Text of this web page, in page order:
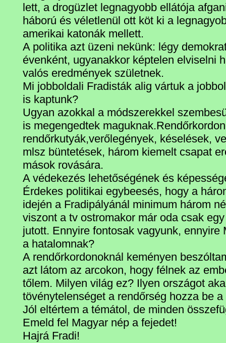
lett, a drogüzlet legnagyobb ellátója
háború és véletlenül ott köt ki a
amerikai katonák mellett.
A politika azt üzeni nekünk: légy
évenként, ugyanakkor képtelen elviselni
valós eredmények születnek.
Mi jobboldali Fradisták alig vártuk a
is kaptunk?
Ugyan azokkal a módszerekkel
is megengedtek
rendőrkutyák,verőlegények, késelések,
mlsz büntetések, három kiemelt csapat
mások rovására.
A védekezés lehetőségének és
Érdekes politikai egybeesés, hogy a
idején a Fradipályánál minimum három
viszont a tv ostromakor már oda csak
jutott. Ennyire fontosak vagyunk, ennyire
a hatalomnak?
A rendőrkordonoknál keményen
azt látom az arcokon, hogy félnek az
tőlem. Milyen világ ez? Ilyen országot
tövénytelenséget a rendőrség hozza be
Jól eltértem a témátol, de minden
Emeld fel Magyar nép a fejedet!
Hajrá Fradi!